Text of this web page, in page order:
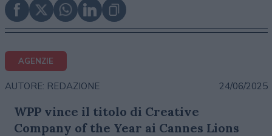
AGENZIE
AUTORE: REDAZIONE 24/06/2025
WPP vince il titolo di Creative
Company of the Year ai Cannes Lions